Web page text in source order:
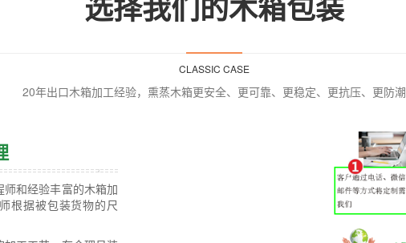
CLASSIC CASE
20年出口木箱加工经验，熏蒸木箱更安全、更可靠、更稳定、更抗压、更防潮
和经验丰富的木箱加
根据被包装货物的尺